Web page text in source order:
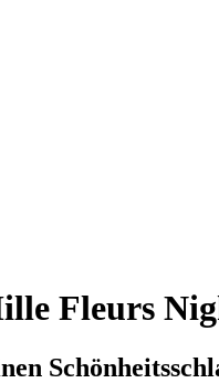
Fleurs